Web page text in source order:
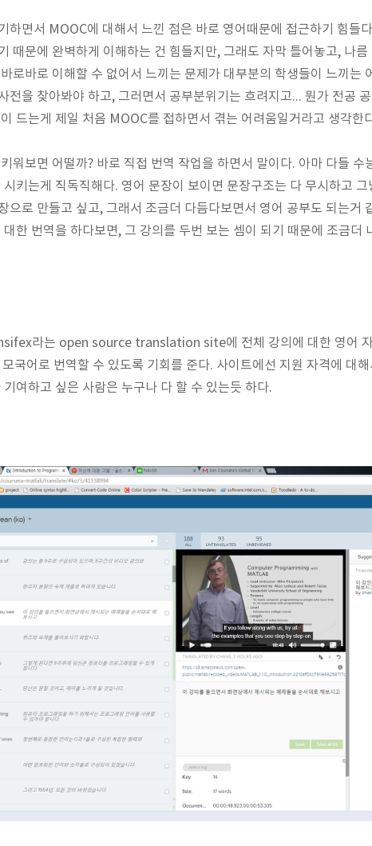
하면서 MOOC에 대해서 느낀 점은 바로 영어때문에 접근하기 힘들
때문에 완벽하게 이해하는 건 힘들지만, 그래도 자막 틀어놓고, 나
로바로 이해할 수 없어서 느끼는 문제가 대부분의 학생들이 느끼는
전을 찾아봐야 하고, 그러면서 공부분위기는 흐려지고... 뭔가 전공
드는게 제일 처음 MOOC를 접하면서 겪는 어려움일거라고 생각한
워보면 어떨까? 바로 직접 번역 작업을 하면서 말이다. 아마 다들 수
키는게 직독직해다. 영어 문장이 보이면 문장구조는 다 무시하고 그
으로 만들고 싶고, 그래서 조금더 다듬다보면서 영어 공부도 되는거
한 번역을 하다보면, 그 강의를 두번 보는 셈이 되기 때문에 조금더
라는 open source translation site에 전체 강의에 대한 영어 자
국어로 번역할 수 있도록 기회를 준다. 사이트에선 지원 자격에 대
여하고 싶은 사람은 누구나 다 할 수 있는듯 하다.